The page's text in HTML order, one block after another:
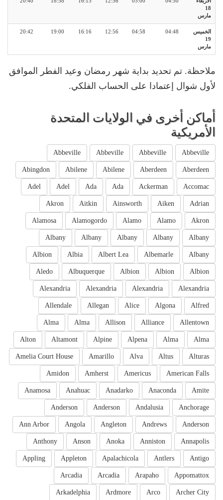
18
مارس
الخميس
19
مارس
04:48
04:58
12:56
16:16
19:00
20:42
ملاحظة. تم تحديد بداية شهر رمضان وعيد الفطر الموافق
لأول شوال إعتمادا على الحساب الفلكي.
أماكن أخرى في الولايات المتحدة
الأمريكية
Abbeville
Abbeville
Abbeville
Abbeville
Aberdeen
Aberdeen
Abilene
Abilene
Abingdon
Accomac
Ackerman
Ada
Ada
Adel
Adel
Adrian
Aiken
Ainsworth
Aitkin
Akron
Akron
Alamo
Alamo
Alamogordo
Alamosa
Albany
Albany
Albany
Albany
Albany
Albany
Albemarle
Albert Lea
Albia
Albion
Albion
Albion
Albion
Albuquerque
Aledo
Alexandria
Alexandria
Alexandria
Alexandria
Alfred
Algona
Alice
Allegan
Allendale
Allentown
Alliance
Allison
Alma
Alma
Alma
Alma
Alpena
Alpine
Altamont
Alton
Alturas
Altus
Alva
Amarillo
Amelia Court House
American Falls
Americus
Amherst
Amidon
Amite
Anaconda
Anadarko
Anahuac
Anamosa
Anchorage
Andalusia
Anderson
Anderson
Anderson
Andrews
Angleton
Angola
Ann Arbor
Annapolis
Anniston
Anoka
Anson
Anthony
Antigo
Antlers
Apalachicola
Appleton
Appling
Appomattox
Arapaho
Arcadia
Arcadia
Archer City
Arco
Ardmore
Arkadelphia